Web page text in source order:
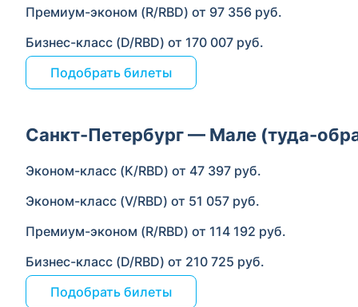
Премиум-эконом (R/RBD) от 97 356 руб.
Бизнес-класс (D/RBD) от 170 007 руб.
Подобрать билеты
Санкт-Петербург — Мале (туда-
Эконом-класс (K/RBD) от 47 397 руб.
Эконом-класс (V/RBD) от 51 057 руб.
Премиум-эконом (R/RBD) от 114 192 руб.
Бизнес-класс (D/RBD) от 210 725 руб.
Подобрать билеты